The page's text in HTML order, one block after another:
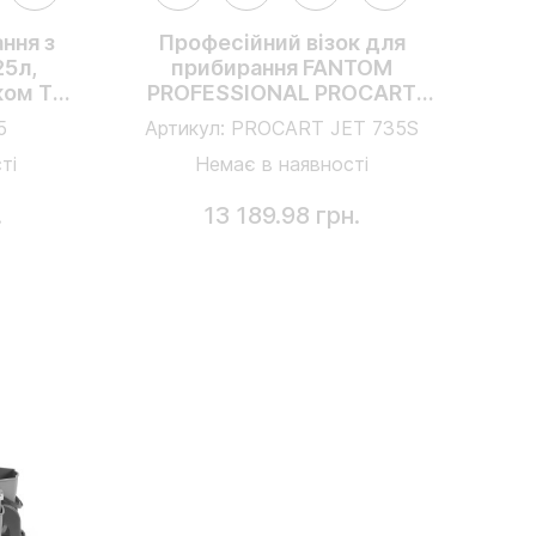
з
TM
Професійний візок для
прибирання FANTOM
PROFESSIONAL PROCART
JET 735S
Артикул: PROCART JET 735S
Немає в наявності
13 189.98 грн.